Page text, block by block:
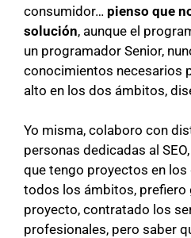
consumidor… pienso que
solución, aunque el
un programador Senior,
conocimientos necesarios
alto en los dos ámbitos,
Yo misma, colaboro con
personas dedicadas al
que tengo proyectos en
todos los ámbitos, prefiero
proyecto, contratado los
profesionales, pero saber